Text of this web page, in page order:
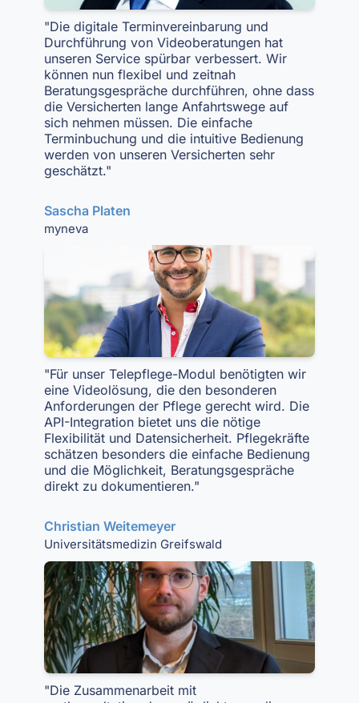
"Die digitale Terminvereinbarung und
Durchführung von Videoberatungen hat
unseren Service spürbar verbessert. Wir
können nun flexibel und zeitnah
Beratungsgespräche durchführen, ohne dass
die Versicherten lange Anfahrtswege auf
sich nehmen müssen. Die einfache
Terminbuchung und die intuitive Bedienung
werden von unseren Versicherten sehr
geschätzt."
Sascha Platen
myneva
"Für unser Telepflege-Modul benötigten wir
eine Videolösung, die den besonderen
Anforderungen der Pflege gerecht wird. Die
API-Integration bietet uns die nötige
Flexibilität und Datensicherheit. Pflegekräfte
schätzen besonders die einfache Bedienung
und die Möglichkeit, Beratungsgespräche
direkt zu dokumentieren."
Christian Weitemeyer
Universitätsmedizin Greifswald
"Die Zusammenarbeit mit